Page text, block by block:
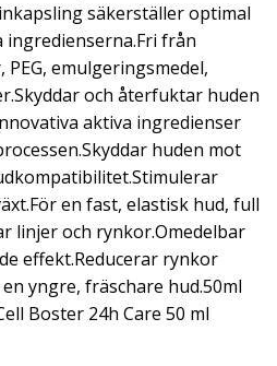
säkerställer optimal
från
emulgeringsmedel,
och återfuktar huden
aktiva ingredienser
huden mot
en fast, elastisk hud, full
linjer och rynkor.Omedelbar
effekt.Reducerar rynkor
yngre, fräschare hud.50ml
Boster 24h Care 50 ml